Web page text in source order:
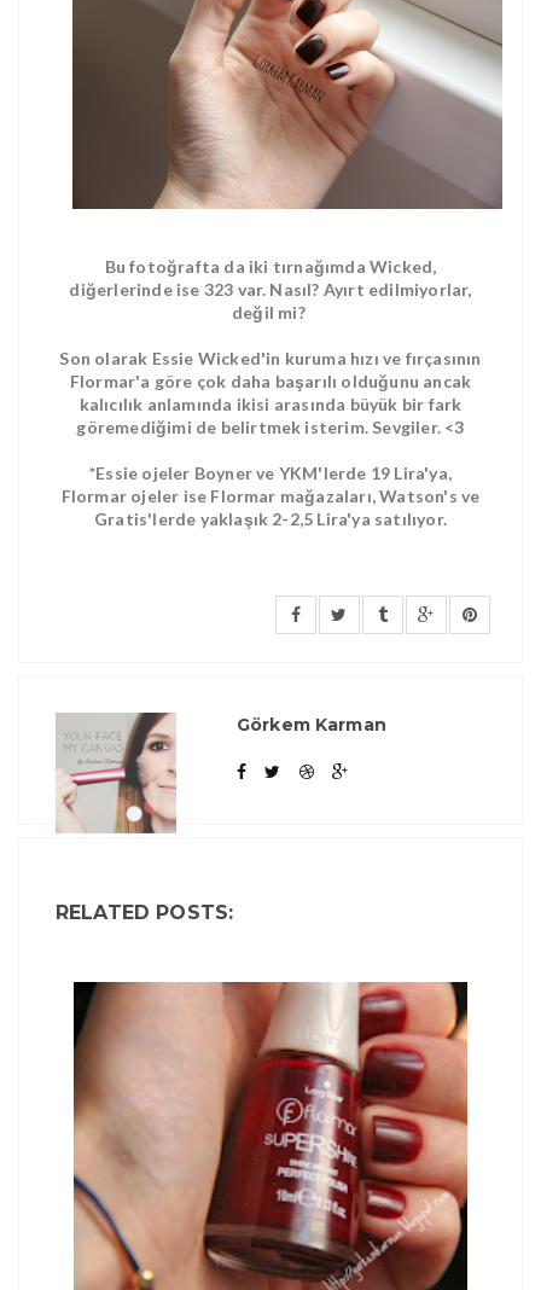
Bu fotoğrafta da iki tırnağımda Wicked,
diğerlerinde ise 323 var. Nasıl? Ayırt edilmiyorlar,
değil mi?
Son olarak Essie Wicked'in kuruma hızı ve fırçasının
Flormar'a göre çok daha başarılı olduğunu ancak
kalıcılık anlamında ikisi arasında büyük bir fark
göremediğimi de belirtmek isterim. Sevgiler. <3
*Essie ojeler Boyner ve YKM'lerde 19 Lira'ya,
Flormar ojeler ise Flormar mağazaları, Watson's ve
Gratis'lerde yaklaşık 2-2,5 Lira'ya satılıyor.
Görkem Karman
RELATED POSTS: